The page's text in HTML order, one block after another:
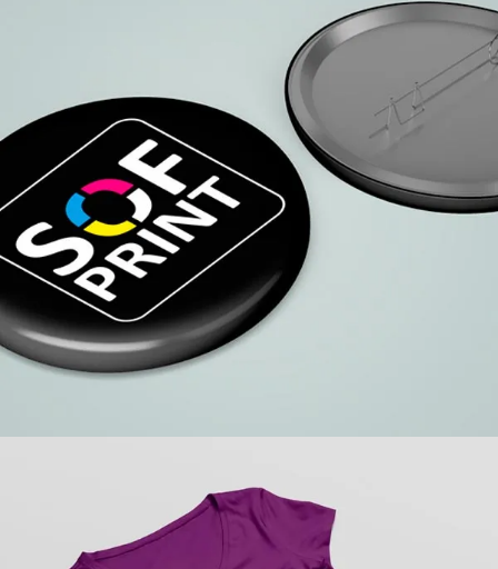
Chapas personalizadas
Personalización